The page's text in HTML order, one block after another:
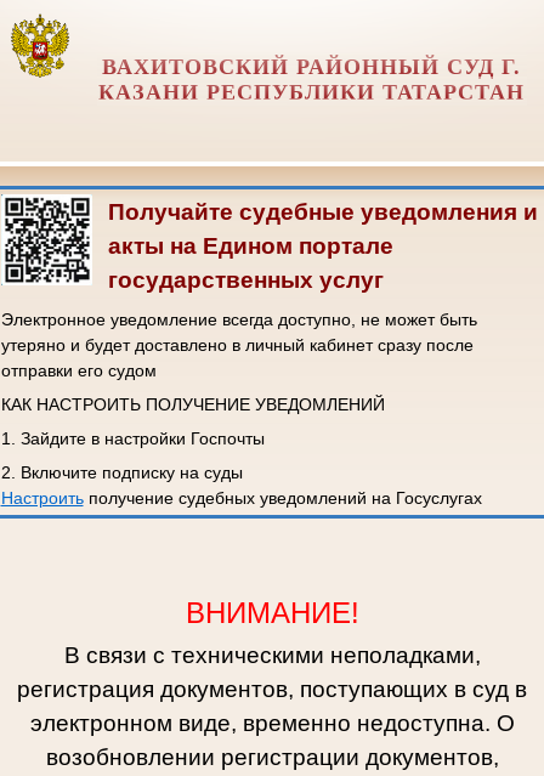
ВАХИТОВСКИЙ РАЙОННЫЙ СУД Г.
КАЗАНИ РЕСПУБЛИКИ ТАТАРСТАН
Получайте судебные уведомления и
акты на Едином портале
государственных услуг
Электронное уведомление всегда доступно, не может быть
утеряно и будет доставлено в личный кабинет сразу после
отправки его судом
КАК НАСТРОИТЬ ПОЛУЧЕНИЕ УВЕДОМЛЕНИЙ
1. Зайдите в настройки Госпочты
2. Включите подписку на суды
Настроитьполучение судебных уведомлений на Госуслугах
ВНИМАНИЕ!
В связи с техническими неполадками,
регистрация документов, поступающих в суд в
электронном виде, временно недоступна. О
возобновлении регистрации документов,